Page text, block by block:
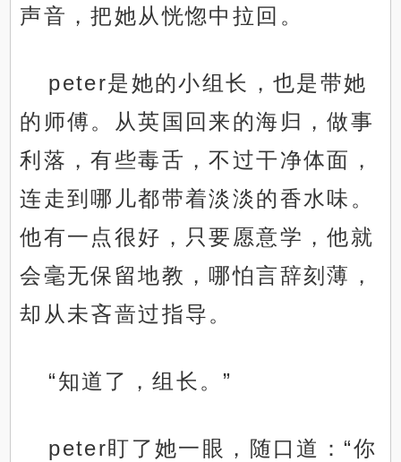
声音，把她从恍惚中拉回。
peter是她的小组长，也是带她
的师傅。从英国回来的海归，做事
利落，有些毒舌，不过干净体面，
连走到哪儿都带着淡淡的香水味。
他有一点很好，只要愿意学，他就
会毫无保留地教，哪怕言辞刻薄，
却从未吝啬过指导。
“知道了，组长。”
peter盯了她一眼，随口道：“你